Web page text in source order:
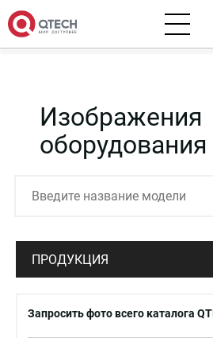
Изображения
оборудования
ПРОДУКЦИЯ
Запросить фото всего каталога